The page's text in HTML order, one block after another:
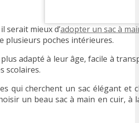
serait mieux d’adopter un sac à
plusieurs poches intérieures.
plus adapté à leur âge, facile à
scolaires.
qui cherchent un sac élégant et
un beau sac à main en cuir,